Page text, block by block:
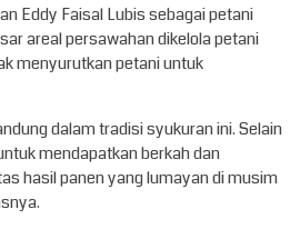
Eddy Faisal Lubis sebagai petani
areal persawahan dikelola petani
menyurutkan petani untuk
dalam tradisi syukuran ini. Selain
mendapatkan berkah dan
hasil panen yang lumayan di musim